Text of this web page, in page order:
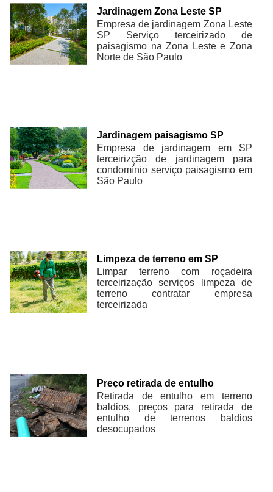
Jardinagem Zona Leste SP
Empresa de jardinagem Zona Leste
SP Serviço terceirizado de
paisagismo na Zona Leste e Zona
Norte de São Paulo
Jardinagem paisagismo SP
Empresa de jardinagem em SP
terceirizção de jardinagem para
condomínio serviço paisagismo em
São Paulo
Limpeza de terreno em SP
Limpar terreno com roçadeira
terceirização serviços limpeza de
terreno contratar empresa
terceirizada
Preço retirada de entulho
Retirada de entulho em terreno
baldios, preços para retirada de
entulho de terrenos baldios
desocupados